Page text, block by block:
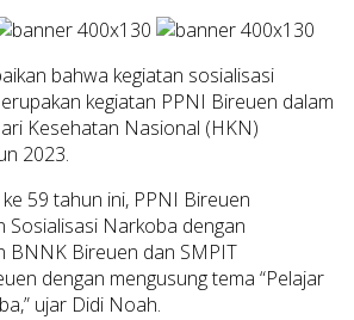
bahwa kegiatan sosialisasi
kegiatan PPNI Bireuen dalam
Kesehatan Nasional (HKN)
2023.
59 tahun ini, PPNI Bireuen
Sosialisasi Narkoba dengan
BNNK Bireuen dan SMPIT
dengan mengusung tema “Pelajar
ujar Didi Noah.